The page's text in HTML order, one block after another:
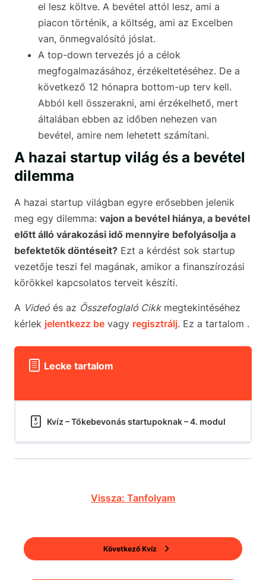
el lesz költve. A bevétel attól lesz, ami a
piacon történik, a költség, ami az Excelben
van, önmegvalósító jóslat.
A top-down tervezés jó a célok
megfogalmazásához, érzékeltetéséhez. De a
következő 12 hónapra bottom-up terv kell.
Abból kell összerakni, ami érzékelhető, mert
általában ebben az időben nehezen van
bevétel, amire nem lehetett számítani.
A hazai startup világ és a bevétel
dilemma
A hazai startup világban egyre erősebben jelenik
meg egy dilemma: vajon a bevétel hiánya, a bevétel
előtt álló várakozási idő mennyire befolyásolja a
befektetők döntéseit? Ezt a kérdést sok startup
vezetője teszi fel magának, amikor a finanszírozási
körökkel kapcsolatos terveit készíti.
A Videó és az Összefoglaló Cikkmegtekintéséhez
kérlek jelentkezz be vagy regisztrálj. Ez a tartalom .
Lecke tartalom
Kvíz – Tőkebevonás startupoknak – 4. modul
Vissza: Tanfolyam
Következő Kvíz